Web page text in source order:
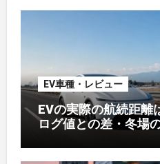
EV車種・レビュー
EVの実際の航続距離
ログ値との差・冬場